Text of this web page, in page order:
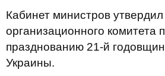
Кабинет министров утвердил
организационного комитета
празднованию 21-й
Украины.